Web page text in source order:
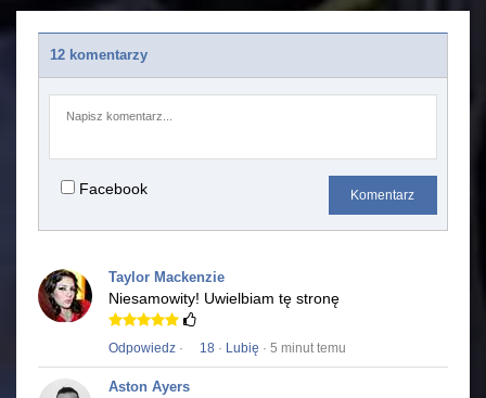
12 komentarzy
Facebook Komentarz
Taylor Mackenzie
Niesamowity! Uwielbiam tę stronę
Odpowiedz · 18 · Lubię · 5 minut temu
Aston Ayers